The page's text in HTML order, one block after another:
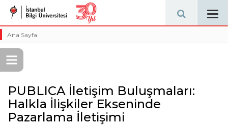
Ana Sayfa
PUBLICA İletişim Buluşmaları:
Halkla İlişkiler Ekseninde
Pazarlama İletişimi